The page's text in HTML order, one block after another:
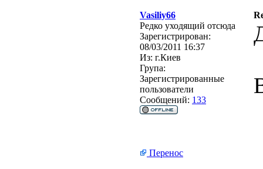
Vasiliy66
Редко уходящий отсюда
Зарегистрирован:
08/03/2011 16:37
Из: г.Киев
Група:
Зарегистрированные
пользователи
Сообщений: 133
Перенос